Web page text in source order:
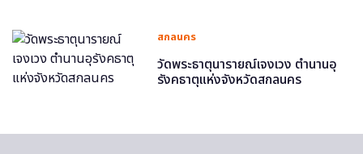
สกลนคร
วัดพระธาตุนารายณ์เจงเวง ตำนานอุ
รังคธาตุแห่งจังหวัดสกลนคร